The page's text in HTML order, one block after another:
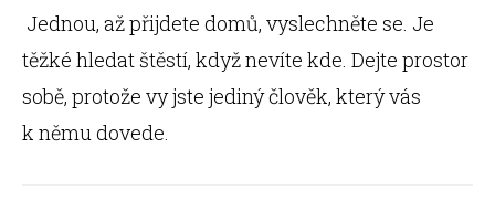
Jednou, až přijdete domů, vyslechněte se. Je
těžké hledat štěstí, když nevíte kde. Dejte prostor
sobě, protože vy jste jediný člověk, který vás
k němu dovede.